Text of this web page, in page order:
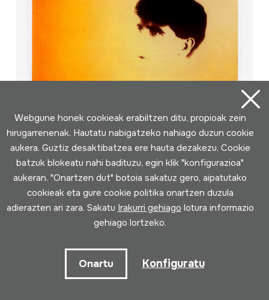
Han eta Hor
Egilea
Pier Paul Berzaitz; Daniel Brel; Rémi Brel; Daniel Viala;
Alain Perpetue; Bernard Davant
Bilduma mota Fonoteka
IV / 6
Webgune honek cookieak erabiltzen ditu, propioak zein
hirugarrenenak. Hautatu nabigatzeko nahiago duzun cookie
aukera. Guztiz desaktibatzea ere hauta dezakezu. Cookie
batzuk blokeatu nahi badituzu, egin klik "konfigurazioa"
aukeran. "Onartzen dut" botoia sakatuz gero, aipatutako
cookieak eta gure cookie politika onartzen duzula
adierazten ari zara. Sakatu Irakurri gehiago lotura informazio
gehiago lortzeko.
Onartu Konfiguratu